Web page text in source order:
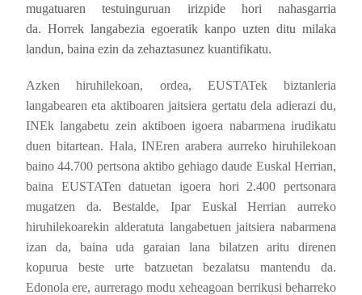
mugatuaren
testuinguruan irizpide hori nahasgarria
da. Horrek langabezia egoeratik kanpo uzten ditu milaka
landun, baina ezin da zehaztasunez kuantifikatu.
Azken hiruhilekoan, ordea, EUSTATek biztanleria
langabearen eta aktiboaren jaitsiera gertatu dela adierazi du,
INEk langabetu zein aktiboen igoera nabarmena irudikatu
duen bitartean. Hala, INEren arabera aurreko hiruhilekoan
baino 44.700 pertsona aktibo gehiago daude Euskal Herrian,
baina EUSTATen datuetan igoera hori 2.400 pertsonara
mugatzen da. Bestalde, Ipar Euskal Herrian aurreko
hiruhilekoarekin alderatuta langabetuen jaitsiera nabarmena
izan da, baina uda garaian lana bilatzen aritu direnen
kopurua beste urte batzuetan bezalatsu mantendu da.
Edonola ere, aurrerago modu xeheagoan berrikusi beharreko